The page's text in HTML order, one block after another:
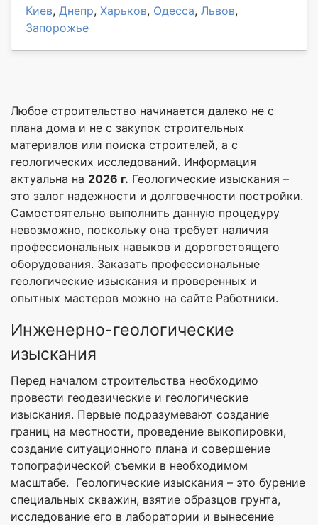
Киев, Днепр, Харьков, Одесса, Львов,
Запорожье
Любое строительство начинается далеко не с
плана дома и не с закупок строительных
материалов или поиска строителей, а с
геологических исследований. Информация
актуальна на 2026 г. Геологические изыскания –
это залог надежности и долговечности постройки.
Самостоятельно выполнить данную процедуру
невозможно, поскольку она требует наличия
профессиональных навыков и дорогостоящего
оборудования. Заказать профессиональные
геологические изыскания и проверенных и
опытных мастеров можно на сайте Работники.
Инженерно-геологические
изыскания
Перед началом строительства необходимо
провести геодезические и геологические
изыскания. Первые подразумевают создание
границ на местности, проведение выкопировки,
создание ситуационного плана и совершение
топографической съемки в необходимом
масштабе. Геологические изыскания – это бурение
специальных скважин, взятие образцов грунта,
исследование его в лаборатории и вынесение